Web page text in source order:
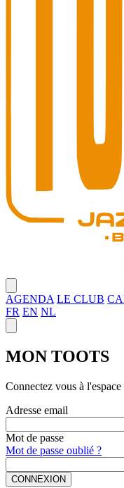
AGENDA LE CLUB
FR EN NL
MON TOOTS
Connectez vous à
Adresse email
Mot de passe
Mot de passe oublié ?
CONNEXION